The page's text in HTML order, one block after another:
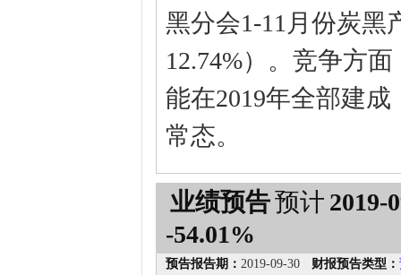
黑分会1-11月份炭黑
12.74%）。竞争方
能在2019年全部建
常态。
业绩预告预计 2019-
-54.01%
预告报告期： 2019-09-30 财报预告类型：